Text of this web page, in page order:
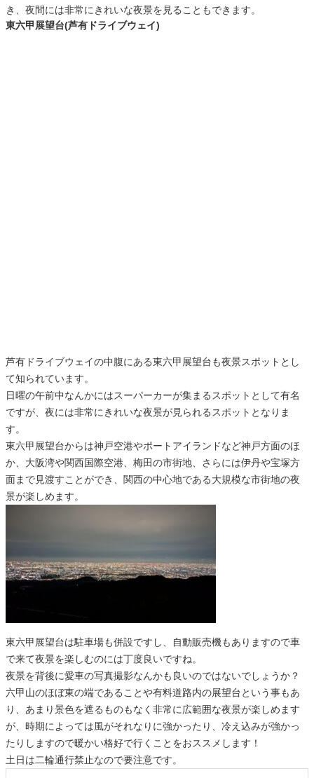
き、夜間には非常にきれいな夜景を見ることもできます。
東六甲展望台(芦有ドライブウェイ)
芦有ドライブウェイの中腹にある東六甲展望台も夜景スポットとし
て知られています。
日曜の午前中なんかにはスーパーカーが集まるスポットとして有名
ですが、夜には非常にきれいな夜景が見られるスポットとなりま
す。
東六甲展望台からは神戸空港やポートアイランドなど神戸方面のほ
か、大阪湾や関西国際空港、梅田の市街地、さらには伊丹や宝塚方
面まで見渡すことができ、関西の中心地である大規模な市街地の夜
景が楽しめます。
東六甲展望台は駐車場も併設ですし、自動販売機もありますので車
で来て夜景を楽しむのには丁度良いですね。
夜景を背後に愛車の写真撮影なんかも良いのではないでしょうか？
六甲山のほぼ東の端であることや有料道路内の展望台という事もあ
り、あまり景色を遮るものもなく非常に広範囲な夜景が楽しめます
が、時期によっては風がそれなりに強かったり、冷え込みが強かっ
たりしますので暖かい格好で行くことをおススメします！
土日は二輪通行禁止なので要注意です。